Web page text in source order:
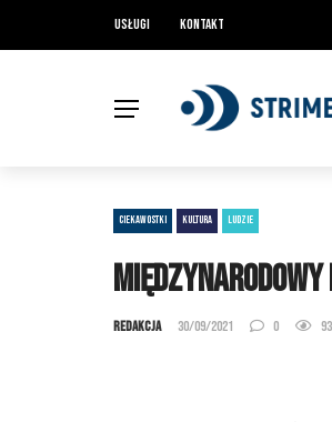
Usługi Kontakt
CIEKAWOSTKI KULTURA LUDZIE
Redakcja 30/09/2021 0